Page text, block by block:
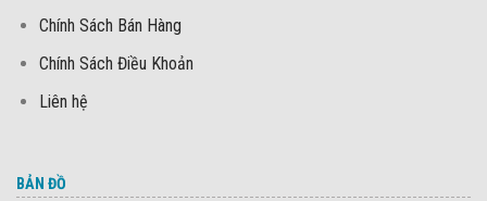
Chính Sách Bán Hàng
Chính Sách Điều Khoản
Liên hệ
BẢN ĐỒ